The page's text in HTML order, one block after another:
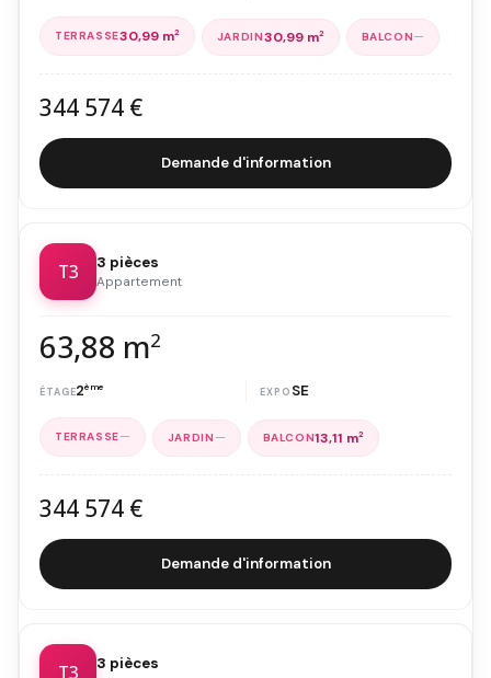
30,99 m2 30,99 m2 —
344 574 €
Demande d'information
T3 3 pièces
Appartement
63,88 m2
2ème SE
— — 13,11 m2
344 574 €
Demande d'information
T3 3 pièces